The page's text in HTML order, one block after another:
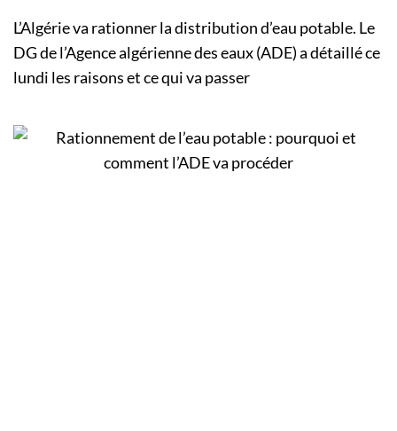
L’Algérie va rationner la distribution d’eau potable. Le
DG de l’Agence algérienne des eaux (ADE) a détaillé ce
lundi les raisons et ce qui va passer